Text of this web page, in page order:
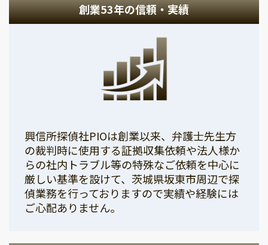
創業53年の信頼・実績
興信所探偵社PIOは創業以来、弁護士先生方
の裁判時に使用する証拠収集依頼や法人様か
らの社内トラブル等の特殊なご依頼を中心に
厳しい基準を設けて、茨城県坂東市周辺で探
偵業務を行っておりますので実績や経験には
ご心配ありません。